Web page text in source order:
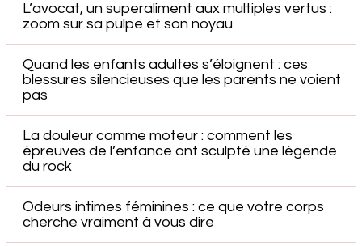
L’avocat, un superaliment aux multiples vertus :
zoom sur sa pulpe et son noyau
Quand les enfants adultes s’éloignent : ces
blessures silencieuses que les parents ne voient
pas
La douleur comme moteur : comment les
épreuves de l’enfance ont sculpté une légende
du rock
Odeurs intimes féminines : ce que votre corps
cherche vraiment à vous dire